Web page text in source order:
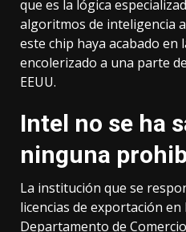
que es la lógica
algoritmos de inteligencia
este chip haya acabado en
encolerizado a una parte
EEUU.
Intel no se ha
ninguna
La institución que se
licencias de exportación en
Departamento de